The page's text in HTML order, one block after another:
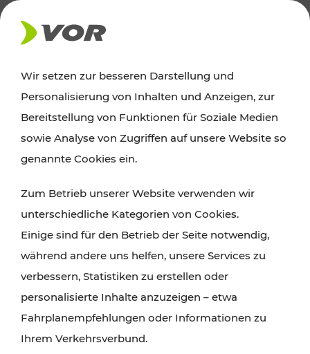
AKTUELLES
News
Alle wichtigen Meldungen zu Fahrplanänderungen,
finden Sie hier im Überblick.
Wir setzen zur besseren Darstellung und
Personalisierung von Inhalten und Anzeigen, zur
Bereitstellung von Funktionen für Soziale Medien
sowie Analyse von Zugriffen auf unsere Website so
genannte Cookies ein.
Zum Betrieb unserer Website verwenden wir
unterschiedliche Kategorien von Cookies.
Einige sind für den Betrieb der Seite notwendig,
während andere uns helfen, unsere Services zu
verbessern, Statistiken zu erstellen oder
personalisierte Inhalte anzuzeigen – etwa
Fahrplanempfehlungen oder Informationen zu
Ihrem Verkehrsverbund.